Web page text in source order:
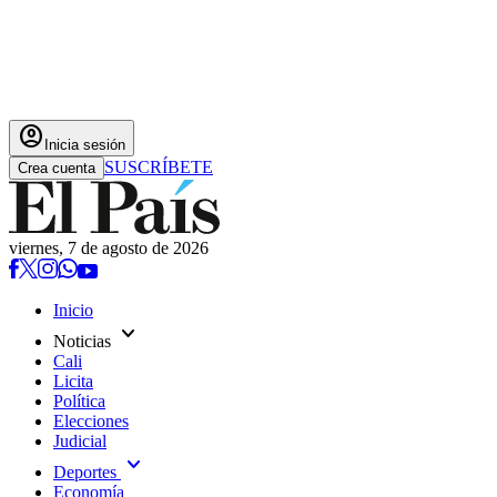
account_circle Inicia sesión
Crea cuenta SUSCRÍBETE
viernes, 7 de agosto de 2026
Inicio
Noticias expand_more
Cali
Licita
Política
Elecciones
Judicial
Deportes expand_more
Economía